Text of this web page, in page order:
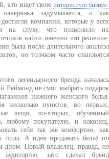
кто ищет своюинтересную бизнес-
наверняка задумывается, а как
достигли компании, которые у всех
на слуху, что позволило их
найти именно это решение.
была после длительного анализа
но толчком часто становятся
легендарного бренда началась
Реймонд не смог выбрать подарок
нижнего женского белья.
несколько пунктов, во первых,
вещи, во-вторых, обученный
любому покупателю, и наконец,
себя так же комфортно, как
пола. А идея продавать бельё по
дном. Новый владелец, правда, не
зато сделал бренд